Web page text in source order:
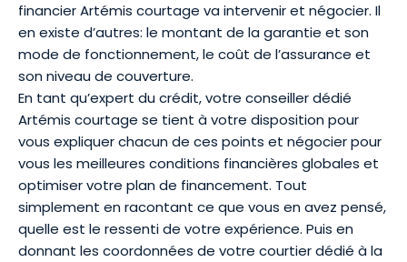
financier Artémis courtage va intervenir et négocier. Il
en existe d’autres: le montant de la garantie et son
mode de fonctionnement, le coût de l’assurance et
son niveau de couverture.
En tant qu’expert du crédit, votre conseiller dédié
Artémis courtage se tient à votre disposition pour
vous expliquer chacun de ces points et négocier pour
vous les meilleures conditions financières globales et
optimiser votre plan de financement. Tout
simplement en racontant ce que vous en avez pensé,
quelle est le ressenti de votre expérience. Puis en
donnant les coordonnées de votre courtier dédié à la